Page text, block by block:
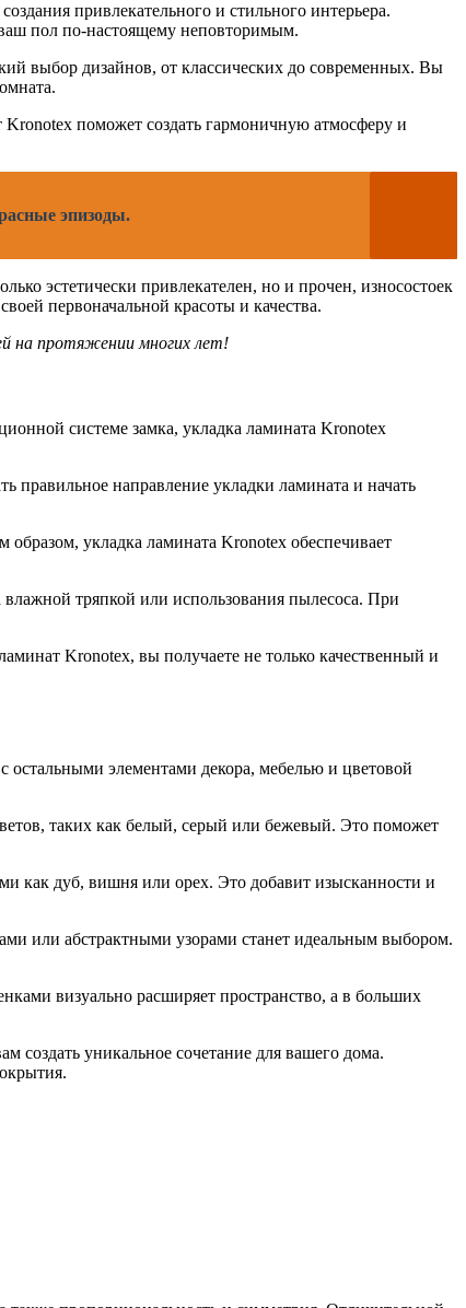
привлекательного и стильного интерьера.
ваш пол по-настоящему неповторимым.
выбор дизайнов, от классических до современных. Вы
поможет создать гармоничную атмосферу и
эпизоды.
эстетически привлекателен, но и прочен, износостоек
первоначальной красоты и качества.
на протяжении многих лет!
системе замка, укладка ламината Kronotex
правильное направление укладки ламината и начать
укладка ламината Kronotex обеспечивает
тряпкой или использования пылесоса. При
Kronotex, вы получаете не только качественный и
остальными элементами декора, мебелью и цветовой
таких как белый, серый или бежевый. Это поможет
как дуб, вишня или орех. Это добавит изысканности и
или абстрактными узорами станет идеальным выбором.
визуально расширяет пространство, а в больших
создать уникальное сочетание для вашего дома.